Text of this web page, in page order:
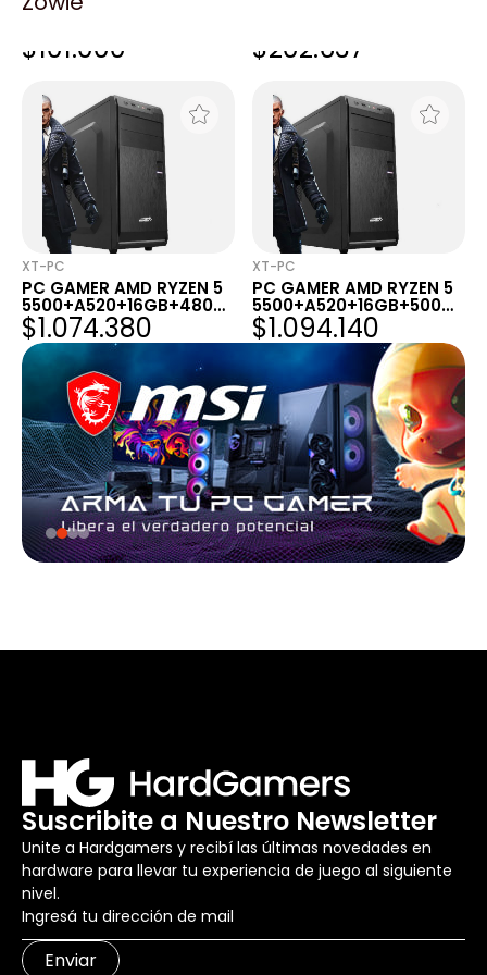
KIT GABINETE RAPTOR
PLUS BRONZE
$101.000 K CSM
$202.637
XT-PC
PC GAMER AMD RYZEN 5
5500+A520+16GB+480G
B+RTX 3050+GABINETE
KIT
$1.074.380
XT-PC
PC GAMER AMD RYZEN 5
5500+A520+16GB+500G
B NVME+RTX 3050
6GB+GABINETE KIT
$1.094.140
Suscribite a Nuestro Newsletter
Unite a Hardgamers y recibí las últimas novedades en
hardware para llevar tu experiencia de juego al siguiente
nivel.
Enviar